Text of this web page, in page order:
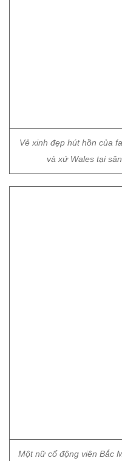
Vẻ xinh đẹp hút hồn của
và xứ Wales tại
Một nữ cổ động viên Bắc